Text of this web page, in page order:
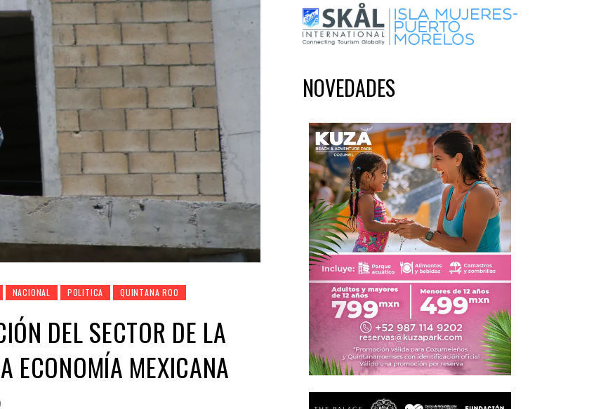
NACIONAL POLITICA QUINTANA ROO
DEL SECTOR DE LA
ECONOMÍA MEXICANA
NOVEDADES